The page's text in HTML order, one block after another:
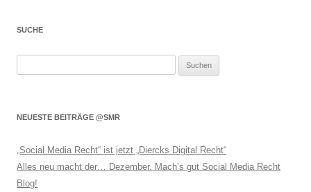
SUCHE
NEUESTE BEITRÄGE @SMR
„Social Media Recht“ ist jetzt „Diercks Digital Recht“
Alles neu macht der… Dezember. Mach’s gut Social Media Recht
Blog!